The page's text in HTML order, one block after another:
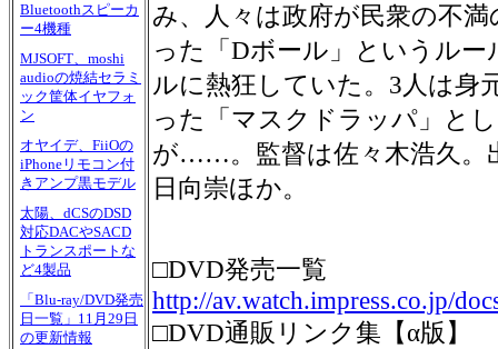
Bluetoothスピーカ
ー4機種
MJSOFT、moshi
audioの焼結セラミ
ック筐体イヤフォ
ン
オヤイデ、FiiOの
iPhoneリモコン付
きアンプ黒モデル
太陽、dCSのDSD
対応DACやSACD
トランスポートな
ど4製品
「Blu-ray/DVD発売
日一覧」11月29日
の更新情報
み、人々は政府が民衆の不
った「Dボール」というル
ルに熱狂していた。3人は身
った「マスクドラッパ」と
が……。監督は佐々木浩久。
日向崇ほか。
□DVD発売一覧
http://av.watch.impress.co.jp/
□DVD通販リンク集【α版】